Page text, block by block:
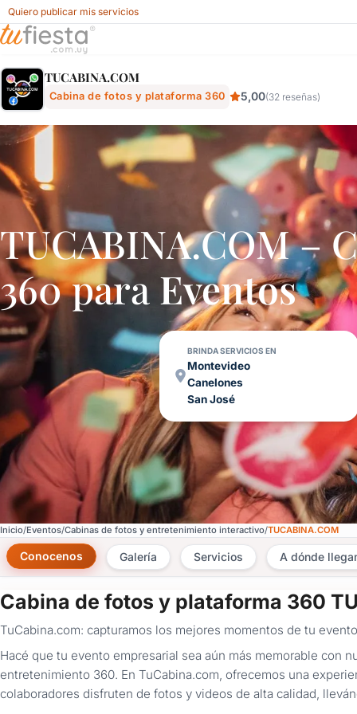
Quiero publicar mis servicios
TUCABINA.COM
Cabina de fotos y plataforma 360 5,00(32 reseñas)
TUCABINA.COM –
360 para Eventos
BRINDA SERVICIOS EN
Montevideo
Canelones
San José
Inicio Eventos Cabinas de fotos y entretenimiento interactivo TUCABINA.COM
Conocenos Galería Servicios A dónde
Cabina de fotos y plataforma 360
TuCabina.com: capturamos los mejores momentos de tu
Hacé que tu evento empresarial sea aún más memorable con
entretenimiento 360. En TuCabina.com, ofrecemos una
colaboradores disfruten de fotos y videos de alta calidad,